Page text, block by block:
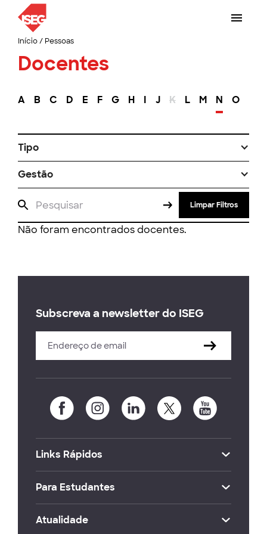
Início/ Pessoas
Docentes
A B C D E F G H I J K L M N O
Tipo
Gestão
Limpar Filtros
Não foram encontrados docentes.
Subscreva a newsletter do ISEG
Links Rápidos
Para Estudantes
Atualidade